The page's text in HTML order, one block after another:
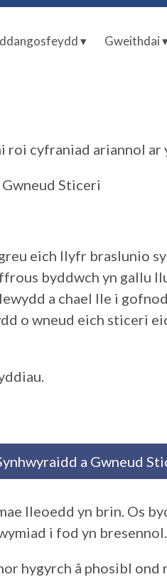
▾ Gweithdai
roi cyfraniad ariannol ar
Sticeri
eich llyfr braslunio
byddwch yn gallu
a chael lle i
o wneud eich sticeri
a Gwneud
lleoedd yn brin. Os
i fod yn bresennol.
hygyrch â phosibl